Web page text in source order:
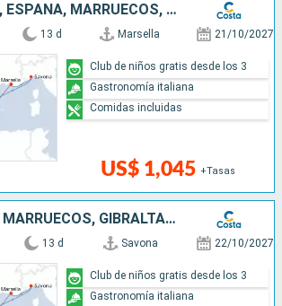
FRANCIA, ITALIA, ESPAÑA, MARRUECOS, GIBRALTAR, PORTUGAL
13 d Marsella 21/10/2027
US$ 1,045 +Tasas
Club de niños gratis desde los 3
Gastronomía italiana
Comidas incluidas
ITALIA, ESPAÑA, MARRUECOS, GIBRALTAR, PORTUGAL, FRANCIA
13 d Savona 22/10/2027
Club de niños gratis desde los 3
Gastronomía italiana